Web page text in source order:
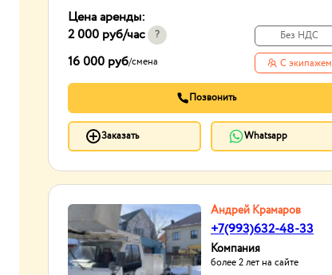
Цена аренды:
2 000 руб/час ?
16 000 руб/смена
Без НДС
С экипажем
Позвонить
Заказать Whatsapp
Андрей Крамаров
+7(993)632-48-33
Компания
более 2 лет на сайте